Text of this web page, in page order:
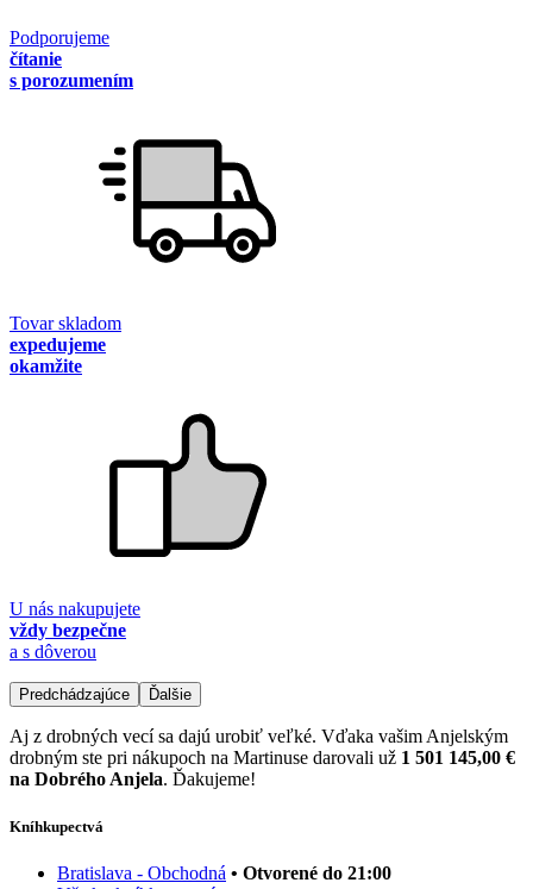
Podporujeme
čítanie
s porozumením
Tovar skladom
expedujeme
okamžite
U nás nakupujete
vždy bezpečne
a s dôverou
Predchádzajúce Ďalšie
Aj z drobných vecí sa dajú urobiť veľké. Vďaka vašim Anjelským
drobným ste pri nákupoch na Martinuse darovali už 1 501 145,00 €
na Dobrého Anjela. Ďakujeme!
Kníhkupectvá
Bratislava - Obchodná • Otvorené do 21:00